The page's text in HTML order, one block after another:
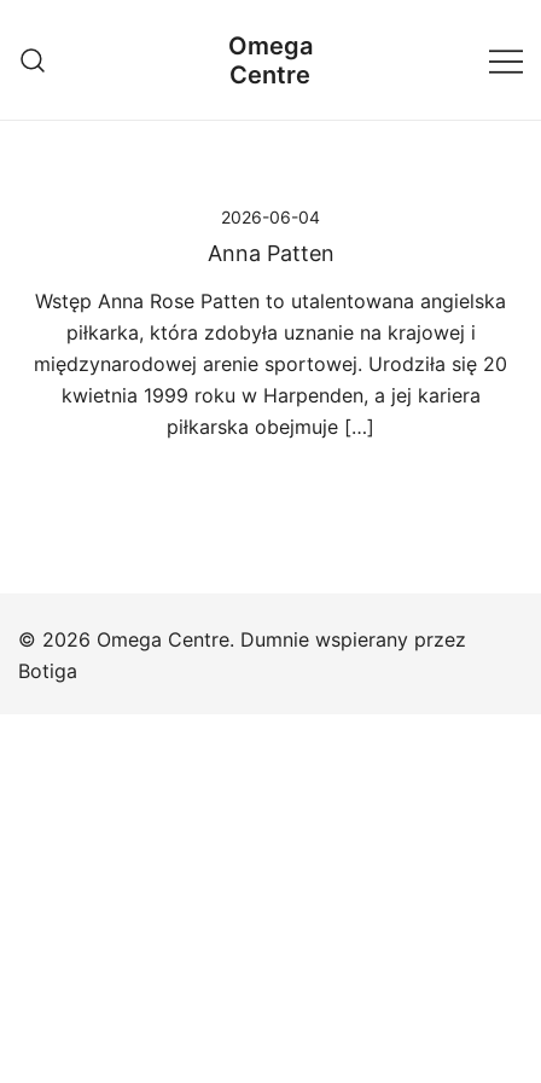
treści
Omega
Centre
2026-06-04
Anna Patten
Wstęp Anna Rose Patten to utalentowana angielska
piłkarka, która zdobyła uznanie na krajowej i
międzynarodowej arenie sportowej. Urodziła się 20
kwietnia 1999 roku w Harpenden, a jej kariera
piłkarska obejmuje […]
© 2026 Omega Centre. Dumnie wspierany przez
Botiga